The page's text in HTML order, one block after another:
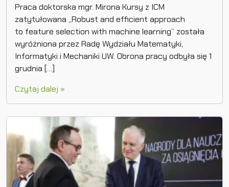
Praca doktorska mgr. Mirona Kursy z ICM
zatytułowana „Robust and efficient approach
to feature selection with machine learning” została
wyróżniona przez Radę Wydziału Matematyki,
Informatyki i Mechaniki UW. Obrona pracy odbyła się 1
grudnia […]
Czytaj dalej »